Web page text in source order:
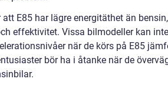
E85 har lägre energitäthet än
effektivitet. Vissa bilmodeller kan
när de körs på E85
bör ha i åtanke när de